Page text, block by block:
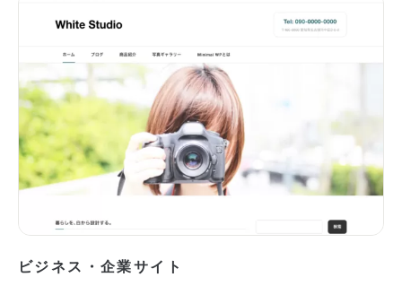
ビジネス・企業サイト